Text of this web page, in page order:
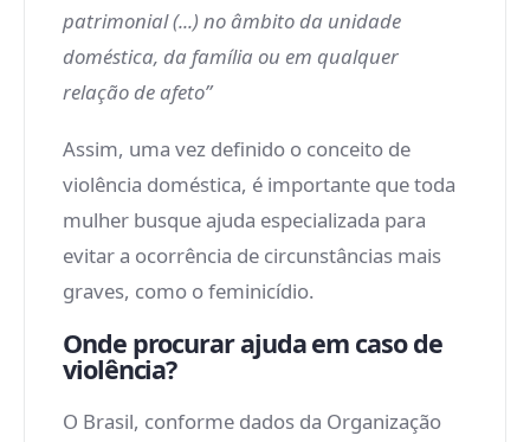
patrimonial (...) no âmbito da unidade
doméstica, da família ou em qualquer
relação de afeto”
Assim, uma vez definido o conceito de
violência doméstica, é importante que toda
mulher busque ajuda especializada para
evitar a ocorrência de circunstâncias mais
graves, como o feminicídio.
Onde procurar ajuda em caso de
violência?
O Brasil, conforme dados da Organização